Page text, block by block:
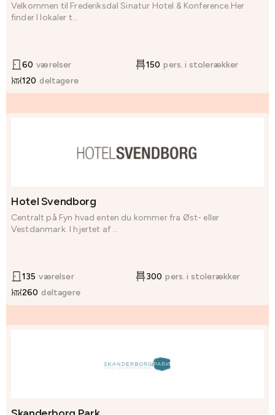
Velkommen til Frederiksdal Sinatur Hotel & Konference.Her
finder I lokaler t...
60 værelser 150 pers. i stolerækker
120 deltagere
Hotel Svendborg
Centralt på Fyn hvad enten du kommer fra Øst- eller
Vestdanmark. I hjertet af ...
135 værelser 300 pers. i stolerækker
260 deltagere